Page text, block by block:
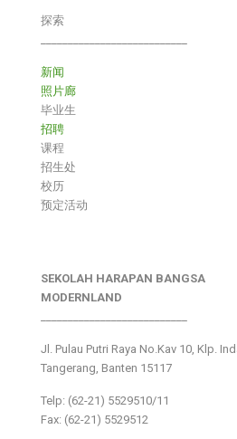
探索
新闻
照片廊
毕业生
招聘
课程
招生处
校历
预定活动
SEKOLAH HARAPAN BANGSA
MODERNLAND
Jl. Pulau Putri Raya No.Kav 10, Klp.
Tangerang, Banten 15117
Telp: (62-21) 5529510/11
Fax: (62-21) 5529512